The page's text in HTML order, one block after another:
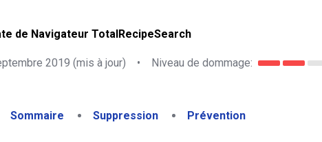
de Navigateur TotalRecipeSearch
2019 (mis à jour) • Niveau de dommage:
Sommaire Suppression Prévention